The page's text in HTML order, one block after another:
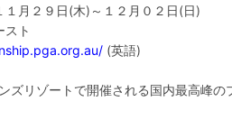
月２９日(木)～１２月０２日(日)
ト
(英語)
ズリゾートで開催される国内最高峰の